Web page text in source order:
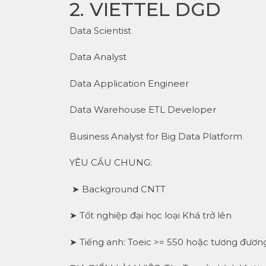
2. VIETTEL DGD
Data Scientist
Data Analyst
Data Application Engineer
Data Warehouse ETL Developer
Business Analyst for Big Data Platform
YÊU CẦU CHUNG:
➤ Background CNTT
➤ Tốt nghiệp đại học loại Khá trở lên
➤ Tiếng anh: Toeic >= 550 hoặc tương